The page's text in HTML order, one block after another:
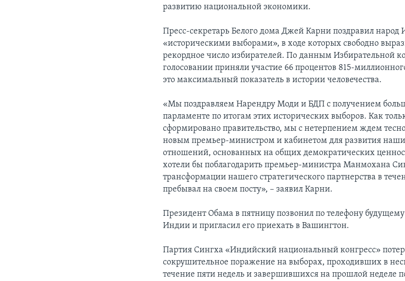
развитию национальной экономики.
Пресс-секретарь Белого дома Джей Карни поздравил народ
«историческими выборами», в ходе которых свободно
рекордное число избирателей. По данным Избирательной
голосовании приняли участие 66 процентов 815-
это максимальный показатель в истории человечества.
«Мы поздравляем Нарендру Моди и БДП с получением
парламенте по итогам этих исторических выборов. Как
сформировано правительство, мы с нетерпением ждем
новым премьер-министром и кабинетом для развития
отношений, основанных на общих демократических
хотели бы поблагодарить премьер-министра Манмохана
трансформации нашего стратегического партнерства в
пребывал на своем посту», – заявил Карни.
Президент Обама в пятницу позвонил по телефону
Индии и пригласил его приехать в Вашингтон.
Партия Сингха «Индийский национальный конгресс»
сокрушительное поражение на выборах, проходивших в
течение пяти недель и завершившихся на прошлой неделе